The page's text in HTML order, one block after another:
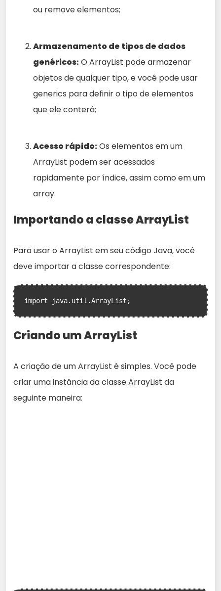
ou remove elementos;
Armazenamento de tipos de dados
genéricos:O ArrayList pode armazenar
objetos de qualquer tipo, e você pode usar
generics para definir o tipo de elementos
que ele conterá;
Acesso rápido:Os elementos em um
ArrayList podem ser acessados
rapidamente por índice, assim como em um
array.
Importando a classe ArrayList
Para usar o ArrayList em seu código Java, você
deve importar a classe correspondente:
import java.util.ArrayList;
Criando um ArrayList
A criação de um ArrayList é simples. Você pode
criar uma instância da classe ArrayList da
seguinte maneira: